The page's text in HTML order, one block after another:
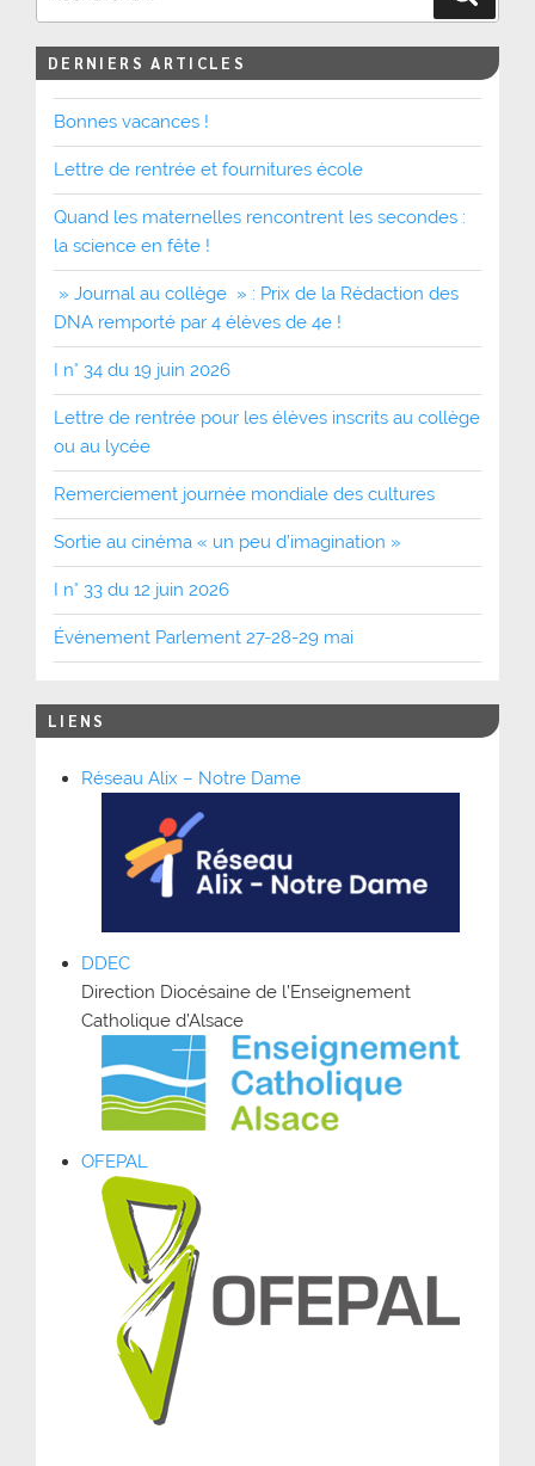
DERNIERS ARTICLES
Bonnes vacances !
Lettre de rentrée et fournitures école
Quand les maternelles rencontrent les secondes :
la science en fête !
» Journal au collège » : Prix de la Rédaction des
DNA remporté par 4 élèves de 4e !
I n° 34 du 19 juin 2026
Lettre de rentrée pour les élèves inscrits au collège
ou au lycée
Remerciement journée mondiale des cultures
Sortie au cinéma « un peu d’imagination »
I n° 33 du 12 juin 2026
Événement Parlement 27-28-29 mai
LIENS
Réseau Alix – Notre Dame
DDEC
Direction Diocésaine de l’Enseignement
Catholique d’Alsace
OFEPAL